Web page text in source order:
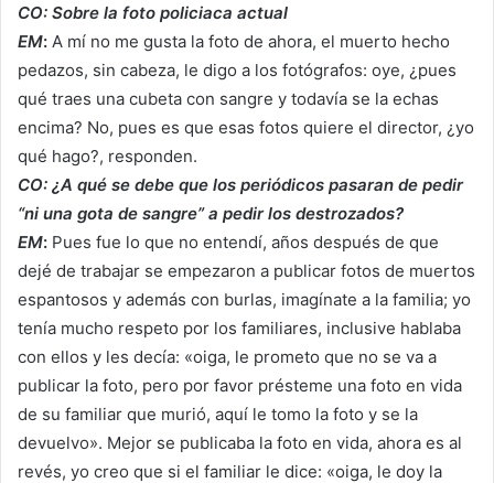
CO: Sobre la foto policiaca actual
EM: A mí no me gusta la foto de ahora, el muerto hecho
pedazos, sin cabeza, le digo a los fotógrafos: oye, ¿pues
qué traes una cubeta con sangre y todavía se la echas
encima? No, pues es que esas fotos quiere el director, ¿yo
qué hago?, responden.
CO: ¿A qué se debe que los periódicos pasaran de pedir
“ni una gota de sangre” a pedir los destrozados?
EM: Pues fue lo que no entendí, años después de que
dejé de trabajar se empezaron a publicar fotos de muertos
espantosos y además con burlas, imagínate a la familia; yo
tenía mucho respeto por los familiares, inclusive hablaba
con ellos y les decía: «oiga, le prometo que no se va a
publicar la foto, pero por favor présteme una foto en vida
de su familiar que murió, aquí le tomo la foto y se la
devuelvo». Mejor se publicaba la foto en vida, ahora es al
revés, yo creo que si el familiar le dice: «oiga, le doy la